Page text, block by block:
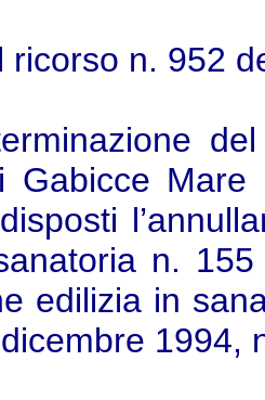
ricorso n. 952
Gabicce
n.
edilizia in
1994,